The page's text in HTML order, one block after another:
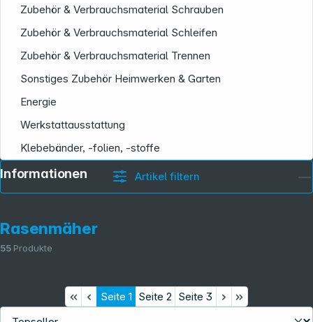
Zubehör & Verbrauchsmaterial Schrauben
Zubehör & Verbrauchsmaterial Schleifen
Zubehör & Verbrauchsmaterial Trennen
Sonstiges Zubehör Heimwerken & Garten
Energie
Werkstattausstattung
Klebebänder, -folien, -stoffe
Artikel filtern
Rasenmäher
55 Produkte
Seite 1 Seite 2 Seite 3
Informationen